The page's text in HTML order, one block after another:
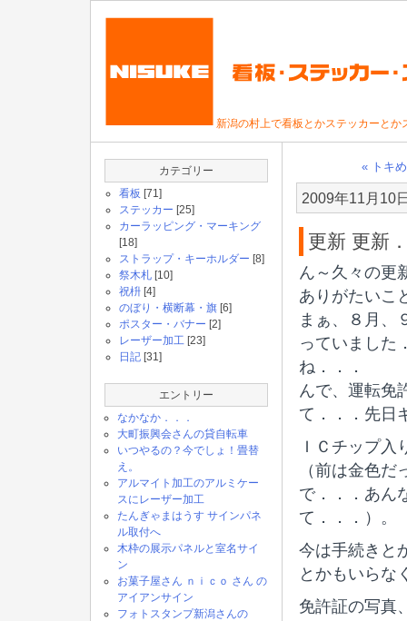
新潟の村上で看板とかステッカーと
カテゴリー
看板 [71]
ステッカー [25]
カーラッピング・マーキング
[18]
ストラップ・キーホルダー [8]
祭木札 [10]
祝枡 [4]
のぼり・横断幕・旗 [6]
ポスター・バナー [2]
レーザー加工 [23]
日記 [31]
エントリー
なかなか．．．
大町振興会さんの貸自転車
いつやるの？今でしょ！畳替
え。
アルマイト加工のアルミケー
スにレーザー加工
たんぎゃまはうす サインパネ
ル取付へ
木枠の展示パネルと室名サイ
ン
お菓子屋さん ｎｉｃｏ さん の
アイアンサイン
フォトスタンプ新潟さんの
« トキ
2009年11月10
更新 更新
ん～久々の更
ありがたいこ
まぁ、８月、
っていました
ね．．．
んで、運転免
て．．．先日
ＩＣチップ
（前は金色
で．．．あん
て．．．）。
今は手続きと
とかもいらな
免許証の写真